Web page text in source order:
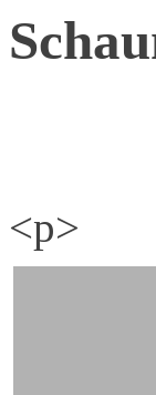
<p>